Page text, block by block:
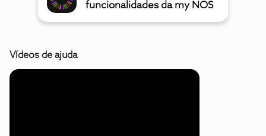
funcionalidades da my NOS
Vídeos de ajuda